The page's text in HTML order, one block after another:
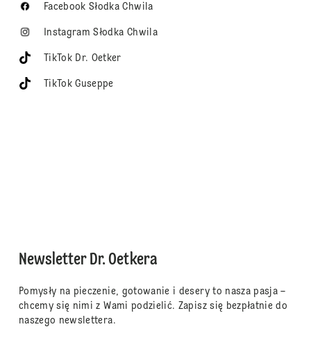
Facebook Słodka Chwila
Instagram Słodka Chwila
TikTok Dr. Oetker
TikTok Guseppe
Newsletter Dr. Oetkera
Pomysły na pieczenie, gotowanie i desery to nasza pasja –
chcemy się nimi z Wami podzielić. Zapisz się bezpłatnie do
naszego newslettera.